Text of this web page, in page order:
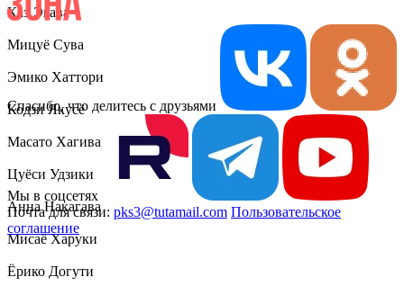
Каэ Эгава
Мицуё Сува
Эмико Хаттори
Кодзи Якусё
Масато Хагивара
Цуёси Удзики
Анна Накагава
Мисаё Харуки
Ёрико Догути
Спасибо, что делитесь с друзьями
Мы в соцсетях
Почта для связи: pks3@tutamail.com Пользовательское
соглашение